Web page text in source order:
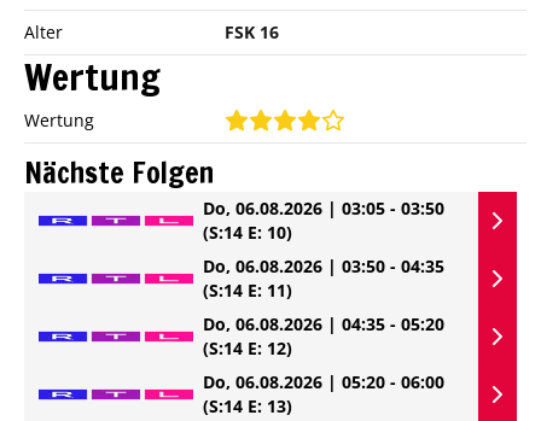
Alter
FSK 16
Wertung
Wertung
Nächste Folgen
Do, 06.08.2026 | 03:05 - 03:50
(S:14 E: 10)
Do, 06.08.2026 | 03:50 - 04:35
(S:14 E: 11)
Do, 06.08.2026 | 04:35 - 05:20
(S:14 E: 12)
Do, 06.08.2026 | 05:20 - 06:00
(S:14 E: 13)